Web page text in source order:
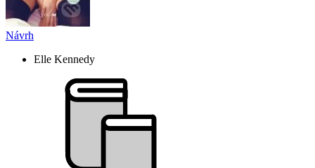
Návrh
Elle Kennedy